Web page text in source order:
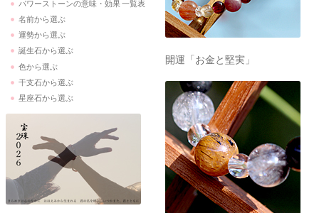
パワーストーンの意味・効果 一覧表
名前から選ぶ
運勢から選ぶ
誕生石から選ぶ
色から選ぶ
干支石から選ぶ
星座石から選ぶ
開運「お金と堅実」